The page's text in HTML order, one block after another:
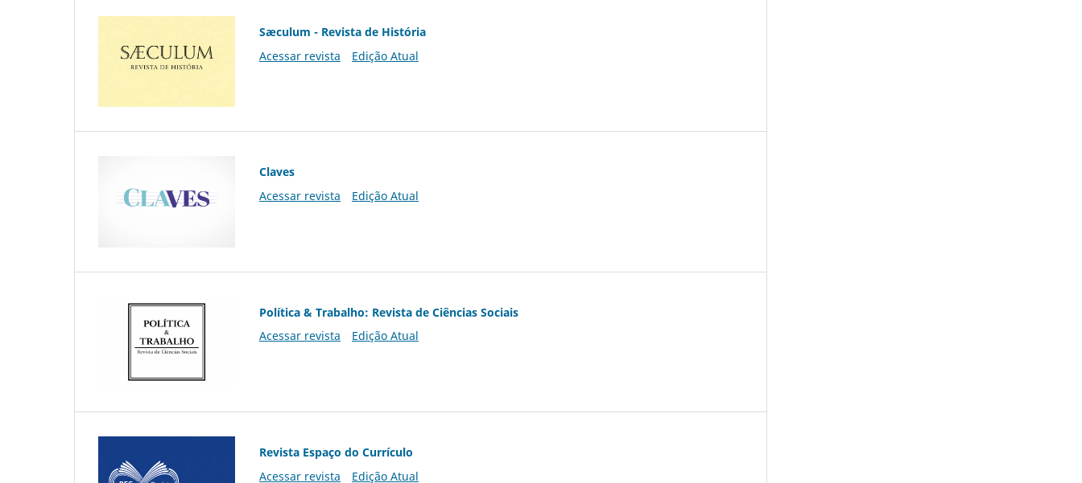
Sæculum - Revista de História
Acessar revista
Edição Atual
Claves
Acessar revista
Edição Atual
Política & Trabalho: Revista de Ciências Sociais
Acessar revista
Edição Atual
Revista Espaço do Currículo
Acessar revista
Edição Atual